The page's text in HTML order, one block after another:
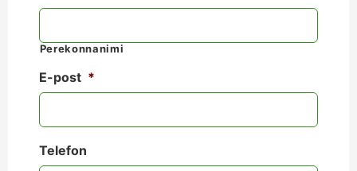
Perekonnanimi
E-post *
Telefon